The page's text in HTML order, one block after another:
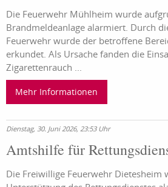
Die Feuerwehr Mühlheim wurde
Brandmeldeanlage alarmiert. Durch
Feuerwehr wurde der betroffene
erkundet. Als Ursache fanden die
Zigarettenrauch ...
Mehr Informationen
Dienstag, 30. Juni 2026, 23:53 Uhr
Amtshilfe für
Die Freiwillige Feuerwehr Dietesheim